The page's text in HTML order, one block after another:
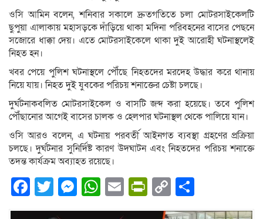
ওসি আমিন বলেন, শনিবার সকালে দ্রুতগতিতে চলা মোটরসাইকেলটি
ছুপুয়া এালাকায় মহাসড়কে দাঁড়িয়ে থাকা মদিনা পরিবহনের বাসের পেছনে
সজোরে ধাক্কা দেয়। এতে মোটরসাইকেলে থাকা দুই আরোহী ঘটনাস্থলেই
নিহত হন।
খবর পেয়ে পুলিশ ঘটনাস্থলে পৌঁছে নিহতদের মরদেহ উদ্ধার করে থানায়
নিয়ে যায়। নিহত দুই যুবকের পরিচয় শনাক্তের চেষ্টা চলছে।
দুর্ঘটনাকবলিত মোটরসাইকেল ও বাসটি জব্দ করা হয়েছে। তবে পুলিশ
পৌঁছানোর আগেই বাসের চালক ও হেলপার ঘটনাস্থল থেকে পালিয়ে যান।
ওসি আরও বলেন, এ ঘটনায় পরবর্তী আইনগত ব্যবস্থা গ্রহণের প্রক্রিয়া
চলছে। দুর্ঘটনার সুনির্দিষ্ট কারণ উদঘাটন এবং নিহতদের পরিচয় শনাক্তে
তদন্ত কার্যক্রম অব্যাহত রয়েছে।
Facebook
Twitter
Messenger
WhatsApp
EmailPrintFriendly
Copy
Link